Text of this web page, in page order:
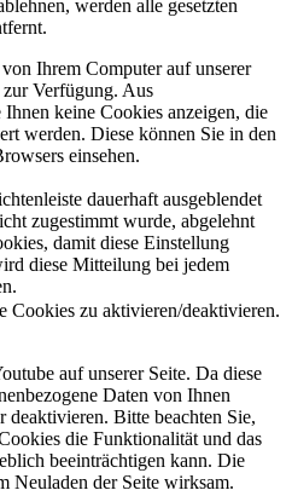
werden alle gesetzten
Ihrem Computer auf unserer
Verfügung. Aus
keine Cookies anzeigen, die
werden. Diese können Sie in den
einsehen.
dauerhaft ausgeblendet
zugestimmt wurde, abgelehnt
damit diese Einstellung
diese Mitteilung bei jedem
Cookies zu aktivieren/deaktivieren.
auf unserer Seite. Da diese
Daten von Ihnen
deaktivieren. Bitte beachten Sie,
die Funktionalität und das
beeinträchtigen kann. Die
Neuladen der Seite wirksam.